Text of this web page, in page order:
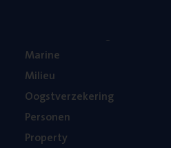
Mari­ne
Mili­eu
Oogst­ver­ze­ke­ring
Per­so­nen
Pro­per­ty